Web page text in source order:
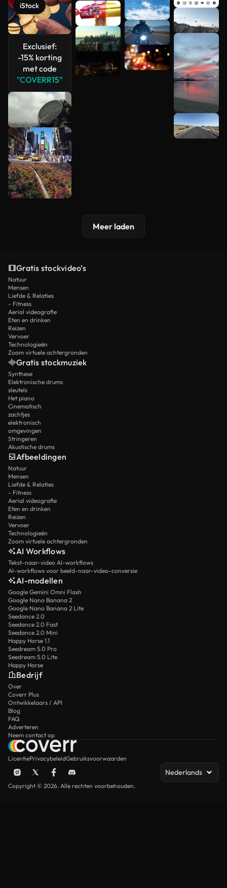
iStock
Exclusief:
-15% korting
met code
"COVERR15"
Meer
bekijken
Meer laden
Gratis stockvideo’s
Natuur
Mensen
Liefde & Relaties
- Fitness
Aerial videografie
Eten en drinken
Reizen
Vervoer
Technologieën
Zoom virtuele achtergronden
Gratis stockmuziek
Synthese
Elektronische drums
sleutels
Het piano
Cinematisch
zachtjes
elektronisch
omgevingen
Stringeren
Akustische drums
Afbeeldingen
Natuur
Mensen
Liefde & Relaties
- Fitness
Aerial videografie
Eten en drinken
Reizen
Vervoer
Technologieën
Zoom virtuele achtergronden
AI Workflows
Tekst-naar-video AI-workflows
AI-workflows voor beeld-naar-video-conversie
AI-modellen
Google Gemini Omni Flash
Google Nano Banana 2
Google Nano Banana 2 Lite
Seedance 2.0
Seedance 2.0 Fast
Seedance 2.0 Mini
Happy Horse 1.1
Seedream 5.0 Pro
Seedream 5.0 Lite
Happy Horse
Bedrijf
Over
Coverr Plus
Ontwikkelaars / API
Blog
FAQ
Adverteren
Neem contact op
LicentiePrivacybeleidGebruiksvoorwaarden
Nederlands
Copyright © 2026. Alle rechten voorbehouden.